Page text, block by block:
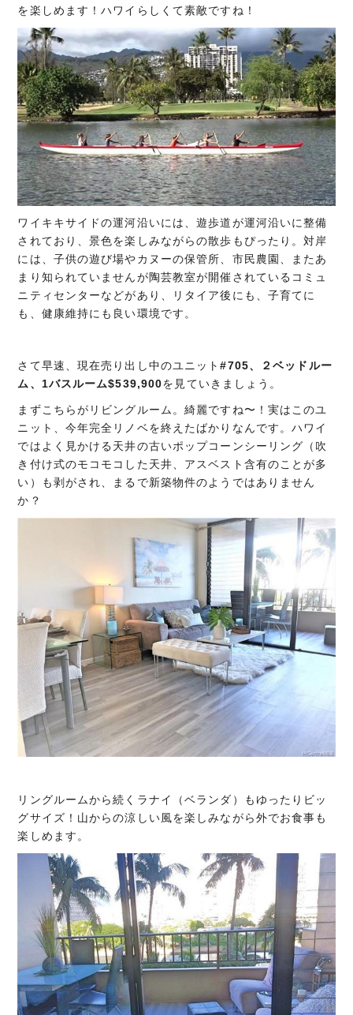
を楽しめます！ハワイらしくて素敵ですね！
ワイキキサイドの運河沿いには、遊歩道が運河沿いに整備
されており、景色を楽しみながらの散歩もぴったり。対岸
には、子供の遊び場やカヌーの保管所、市民農園、またあ
まり知られていませんが陶芸教室が開催されているコミュ
ニティセンターなどがあり、リタイア後にも、子育てに
も、健康維持にも良い環境です。
さて早速、現在売り出し中のユニット#705、２ベッドルー
ム、1バスルーム$539,900を見ていきましょう。
まずこちらがリビングルーム。綺麗ですね〜！実はこのユ
ニット、今年完全リノベを終えたばかりなんです。ハワイ
ではよく見かける天井の古いポップコーンシーリング（吹
き付け式のモコモコした天井、アスベスト含有のことが多
い）も剥がされ、まるで新築物件のようではありません
か？
リングルームから続くラナイ（ベランダ）もゆったりビッ
グサイズ！山からの涼しい風を楽しみながら外でお食事も
楽しめます。